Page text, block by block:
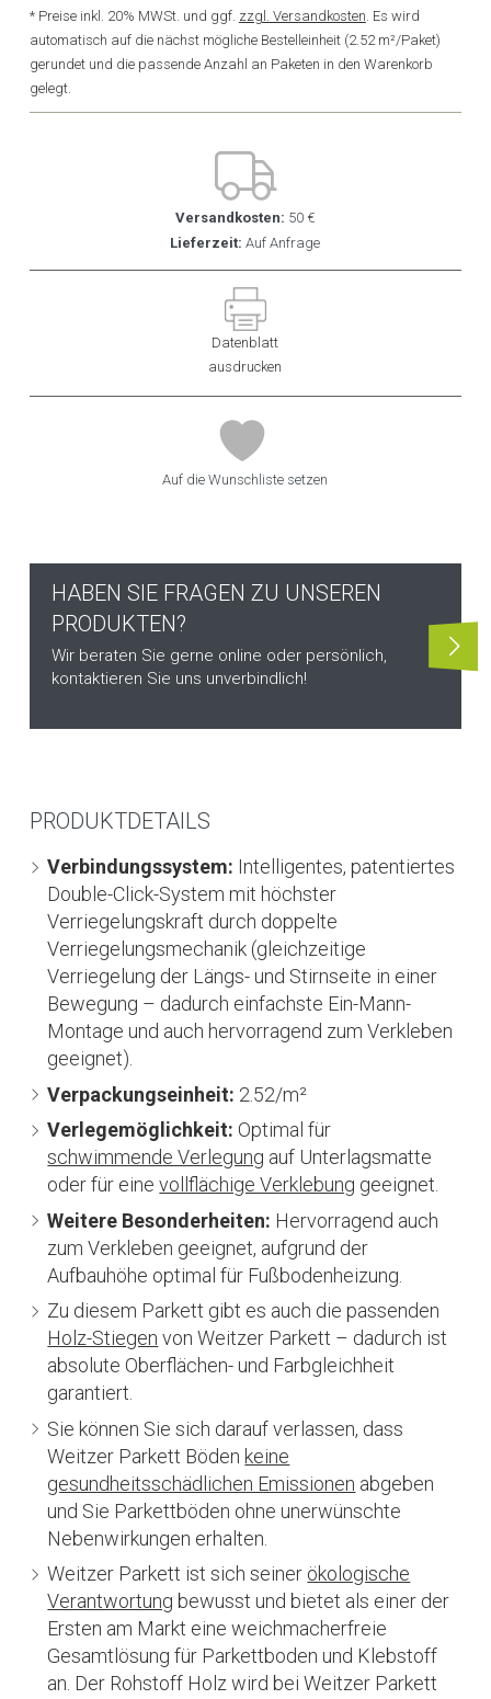
* Preise inkl. 20% MWSt. und ggf. zzgl. Versandkosten . Es wird
automatisch auf die nächst mögliche Bestelleinheit (2.52 m²/Paket)
gerundet und die passende Anzahl an Paketen in den Warenkorb
gelegt.
Versandkosten: 50 €
Lieferzeit: Auf Anfrage
Datenblatt
ausdrucken
Auf die Wunschliste setzen
HABEN SIE FRAGEN ZU UNSEREN
PRODUKTEN?
Wir beraten Sie gerne online oder persönlich,
kontaktieren Sie uns unverbindlich!
PRODUKTDETAILS
Verbindungssystem: Intelligentes, patentiertes
Double-Click-System mit höchster
Verriegelungskraft durch doppelte
Verriegelungsmechanik (gleichzeitige
Verriegelung der Längs- und Stirnseite in einer
Bewegung – dadurch einfachste Ein-Mann-
Montage und auch hervorragend zum Verkleben
geeignet).
Verpackungseinheit: 2.52/m²
Verlegemöglichkeit: Optimal für
schwimmende Verlegung auf Unterlagsmatte
oder für einevollflächige Verklebung geeignet.
Weitere Besonderheiten: Hervorragend auch
zum Verkleben geeignet, aufgrund der
Aufbauhöhe optimal für Fußbodenheizung.
Zu diesem Parkett gibt es auch die passenden
Holz-Stiegen von Weitzer Parkett – dadurch ist
absolute Oberflächen- und Farbgleichheit
garantiert.
Sie können Sie sich darauf verlassen, dass
Weitzer Parkett Böden keine
gesundheitsschädlichen Emissionen abgeben
und Sie Parkettböden ohne unerwünschte
Nebenwirkungen erhalten.
Weitzer Parkett ist sich seiner ökologische
Verantwortung bewusst und bietet als einer der
Ersten am Markt eine weichmacherfreie
Gesamtlösung für Parkettboden und Klebstoff
an. Der Rohstoff Holz wird bei Weitzer Parkett